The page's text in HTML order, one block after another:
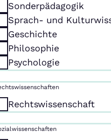
Sonderpädagogik
Sprach- und
Geschichte
Philosophie
Psychologie
Rechtswissenschaft